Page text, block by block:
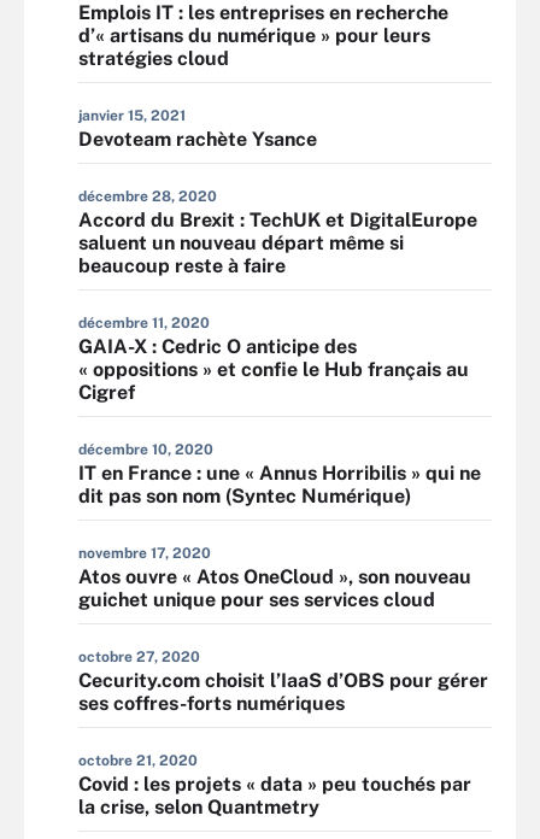
Emplois IT : les entreprises en recherche
d’« artisans du numérique » pour leurs
stratégies cloud
janvier 15, 2021
Devoteam rachète Ysance
décembre 28, 2020
Accord du Brexit : TechUK et DigitalEurope
saluent un nouveau départ même si
beaucoup reste à faire
décembre 11, 2020
GAIA-X : Cedric O anticipe des
« oppositions » et confie le Hub français au
Cigref
décembre 10, 2020
IT en France : une « Annus Horribilis » qui ne
dit pas son nom (Syntec Numérique)
novembre 17, 2020
Atos ouvre « Atos OneCloud », son nouveau
guichet unique pour ses services cloud
octobre 27, 2020
Cecurity.com choisit l’IaaS d’OBS pour gérer
ses coffres-forts numériques
octobre 21, 2020
Covid : les projets « data » peu touchés par
la crise, selon Quantmetry